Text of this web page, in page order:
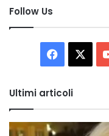
Follow Us
Facebook
Ultimi articoli